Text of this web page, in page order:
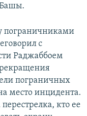
Башы.
пограничниками
с
Раджаббоем
пограничных
место инцидента.
кто ее